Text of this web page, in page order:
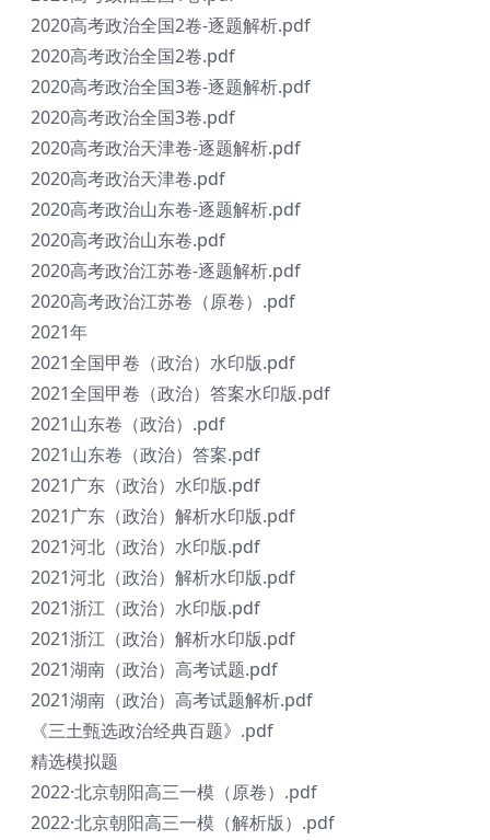
2020高考政治全国2卷-逐题解析.pdf
2020高考政治全国2卷.pdf
2020高考政治全国3卷-逐题解析.pdf
2020高考政治全国3卷.pdf
2020高考政治天津卷-逐题解析.pdf
2020高考政治天津卷.pdf
2020高考政治山东卷-逐题解析.pdf
2020高考政治山东卷.pdf
2020高考政治江苏卷-逐题解析.pdf
2020高考政治江苏卷（原卷）.pdf
2021年
2021全国甲卷（政治）水印版.pdf
2021全国甲卷（政治）答案水印版.pdf
2021山东卷（政治）.pdf
2021山东卷（政治）答案.pdf
2021广东（政治）水印版.pdf
2021广东（政治）解析水印版.pdf
2021河北（政治）水印版.pdf
2021河北（政治）解析水印版.pdf
2021浙江（政治）水印版.pdf
2021浙江（政治）解析水印版.pdf
2021湖南（政治）高考试题.pdf
2021湖南（政治）高考试题解析.pdf
《三土甄选政治经典百题》.pdf
精选模拟题
2022·北京朝阳高三一模（原卷）.pdf
2022·北京朝阳高三一模（解析版）.pdf